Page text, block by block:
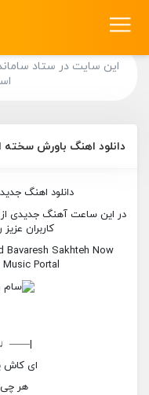
این سایت در ستاد
دانلود اهنگ باورش سخته
دانلود اهنگ جدید
در این ساعت آهنگ جدیدی از
کاربران
Bavaresh Sakhteh Now
Portal
ای کاش
هر چی